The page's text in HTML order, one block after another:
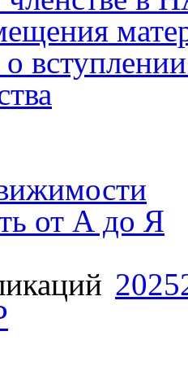
от А до Я
2025